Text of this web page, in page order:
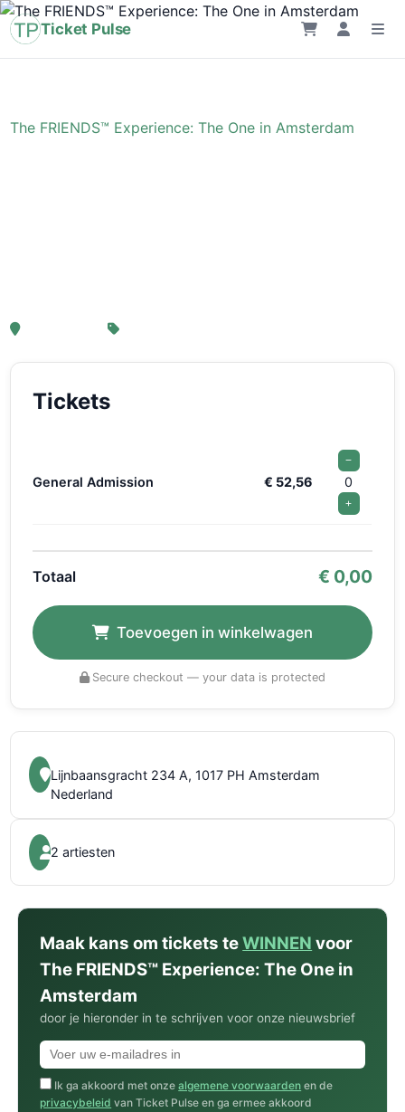
Ticket Pulse
The FRIENDS™ Experience: The One in Amsterdam
, Amsterdam
Tickets
General Admission € 52,56
−
0
+
Totaal € 0,00
Toevoegen in winkelwagen
Secure checkout — your data is protected
Lijnbaansgracht 234 A, 1017 PH Amsterdam
Nederland
2 artiesten
Maak kans om tickets teWINNEN voor
The FRIENDS™ Experience: The One in
Amsterdam
door je hieronder in te schrijven voor onze nieuwsbrief
Ik ga akkoord met onzealgemene voorwaarden en de
privacybeleid van Ticket Pulse en ga ermee akkoord